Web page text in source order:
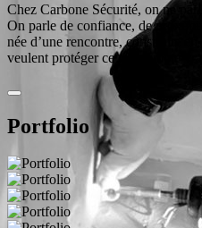
Chez Carbone Sécurité, on ne
On parle de confiance, de
née d’une rencontre, construite
veulent protéger ce qui compte
Portfolio